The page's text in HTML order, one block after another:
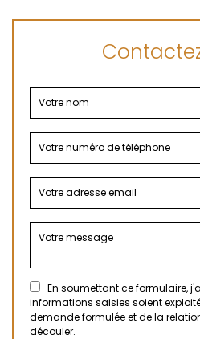
En soumettant ce formulaire,
informations saisies soient
demande formulée et de la
découler.